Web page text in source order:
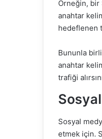
Örneğin, bir
anahtar
hedeflenen
Bununla
anahtar
trafiği
Sosyal
etmek için.